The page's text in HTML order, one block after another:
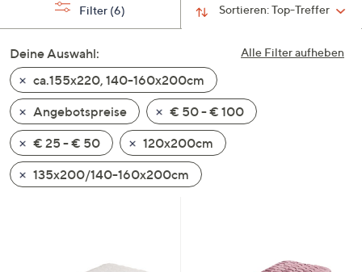
und
nach
unten
oder
wischen
Sie
auf
Touch-
Geräten
Sortieren:Top-Treffer
Filter (6)
Alle Filter aufheben
Deine Auswahl:
ca.155x220, 140-160x200cm
Angebotspreise
€ 50 - € 100
€ 25 - € 50
120x200cm
135x200/140-160x200cm